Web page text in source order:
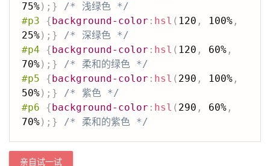
75%) ; }
/* 浅绿色 */
#p3
{background-color : hsl ( 120 , 100% ,
25%) ; }
/* 深绿色 */
#p4
{background-color : hsl ( 120 , 60% ,
70%) ; }
/* 柔和的绿色 */
#p5
{background-color : hsl ( 290 , 100% ,
50%) ; }
/* 紫色 */
#p6
{background-color : hsl ( 290 , 60% ,
70%) ; } /* 柔和的紫色 */
亲自试一试